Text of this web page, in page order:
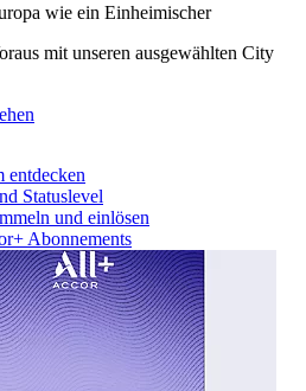
wie ein Einheimischer
mit unseren ausgewählten City
entdecken
Statuslevel
und einlösen
Abonnements